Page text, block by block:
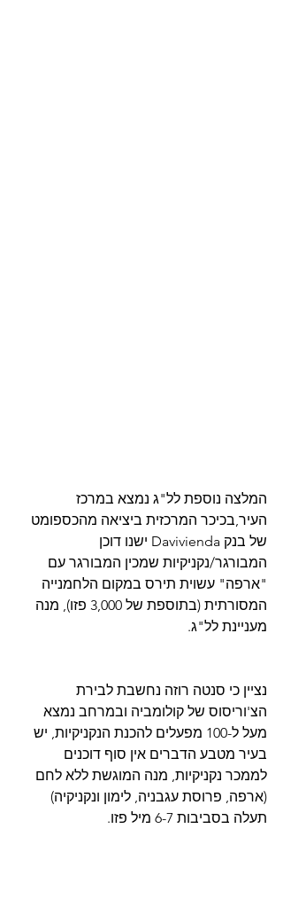
המלצה נוספת לל"ג נמצא במרכז
העיר,בכיכר המרכזית ביציאה מהכספומט
של בנק Davivienda ישנו דוכן
המבורגר/נקניקיות שמכין המבורגר עם
"ארפה" עשוית תירס במקום הלחמנייה
המסורתית (בתוספת של 3,000 פזו), מנה
מעניינת לל"ג.
נציין כי סנטה רוזה נחשבת לבירת
הצ'וריסוס של קולומביה ובמרחב נמצא
מעל ל-100 מפעלים להכנת הנקניקיות, יש
בעיר מטבע הדברים אין סוף דוכנים
לממכר נקניקיות, מנה המוגשת ללא לחם
(ארפה, פרוסת עגבניה, לימון ונקניקיה)
תעלה בסביבות 6-7 מיל פזו.